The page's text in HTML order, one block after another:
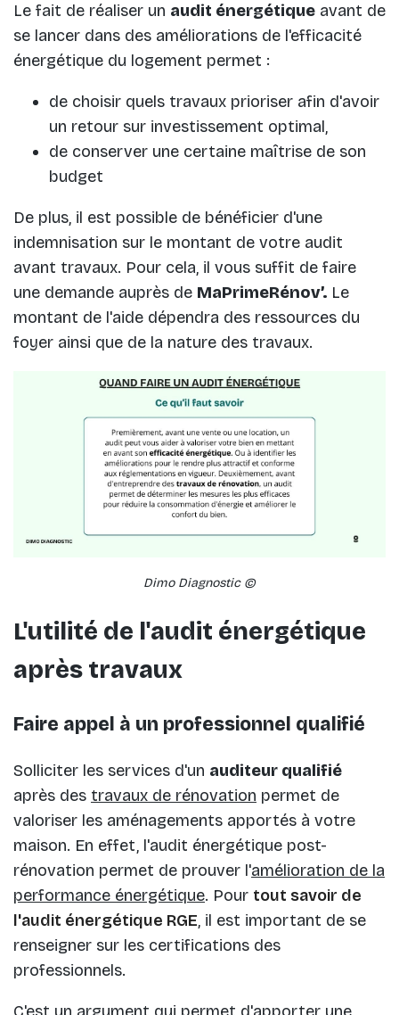
Le fait de réaliser un audit énergétique avant de
se lancer dans des améliorations de l'efficacité
énergétique du logement permet :
de choisir quels travaux prioriser afin d'avoir
un retour sur investissement optimal,
de conserver une certaine maîtrise de son
budget
De plus, il est possible de bénéficier d'une
indemnisation sur le montant de votre audit
avant travaux. Pour cela, il vous suffit de faire
une demande auprès de MaPrimeRénov’. Le
montant de l'aide dépendra des ressources du
foyer ainsi que de la nature des travaux.
Dimo Diagnostic ©
L'utilité de l'audit énergétique
après travaux
Faire appel à un professionnel qualifié
Solliciter les services d'un auditeur qualifié
après des travaux de rénovation permet de
valoriser les aménagements apportés à votre
maison. En effet, l'audit énergétique post-
rénovation permet de prouver l'amélioration de la
performance énergétique. Pour tout savoir de
l'audit énergétique RGE, il est important de se
renseigner sur les certifications des
professionnels.